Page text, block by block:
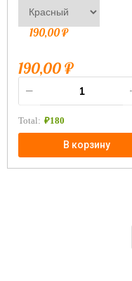
190,00 ₽
190,00₽
Total: ₽180
В корзину